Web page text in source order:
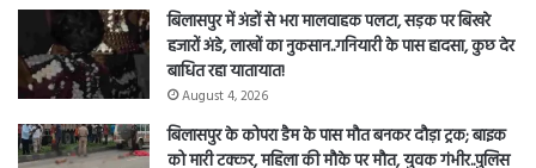
बिलासपुर में अंडों से भरा मालवाहक पलटा, सड़क पर बिखरे
हजारों अंडे, लाखों का नुकसान..गनियारी के पास हादसा, कुछ देर
बाधित रहा यातायात!
August 4, 2026
बिलासपुर के कोपरा डैम के पास मौत बनकर दौड़ा ट्रक; बाइक
को मारी टक्कर, महिला की मौके पर मौत, युवक गंभीर..पुलिस